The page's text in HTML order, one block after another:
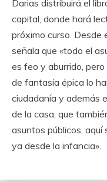
Darias distribuirá el
capital, donde hará
próximo curso. Desde
señala que «todo el
es feo y aburrido,
de fantasía épica lo
ciudadanía y además
de la casa, que
asuntos públicos,
ya desde la infancia».